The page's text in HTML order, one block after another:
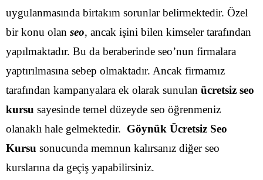
uygulanmasında birtakım sorunlar belirmektedir. Özel
bir konu olan seo, ancak işini bilen kimseler tarafından
yapılmaktadır. Bu da beraberinde seo’nun firmalara
yaptırılmasına sebep olmaktadır. Ancak firmamız
tarafından kampanyalara ek olarak sunulan ücretsiz seo
kursu sayesinde temel düzeyde seo öğrenmeniz
olanaklı hale gelmektedir. Göynük Ücretsiz Seo
Kursu sonucunda memnun kalırsanız diğer seo
kurslarına da geçiş yapabilirsiniz.